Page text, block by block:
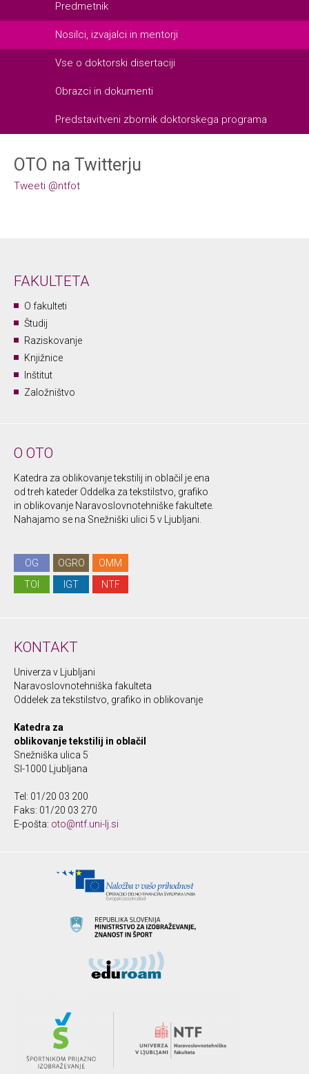
Predmetnik
Nosilci, izvajalci in mentorji
Vse o doktorski disertaciji
Obrazci in dokumenti
Predstavitveni zbornik doktorskega programa
OTO na Twitterju
Tweeti @ntfot
FAKULTETA
O fakulteti
Študij
Raziskovanje
Knjižnice
Inštitut
Založništvo
O OTO
Katedra za oblikovanje tekstilij in oblačil je ena
od treh kateder Oddelka za tekstilstvo, grafiko
in oblikovanje Naravoslovnotehniške fakultete.
Nahajamo se na Snežniški ulici 5 v Ljubljani.
OG OGRO
OMM
TOI
IGT NTF
KONTAKT
Univerza v Ljubljani
Naravoslovnotehniška fakulteta
Oddelek za tekstilstvo, grafiko in oblikovanje
Katedra za
oblikovanje tekstilij in oblačil
Snežniška ulica 5
SI-1000 Ljubljana
Tel: 01/20 03 200
Faks: 01/20 03 270
E-pošta: oto@ntf.uni-lj.si